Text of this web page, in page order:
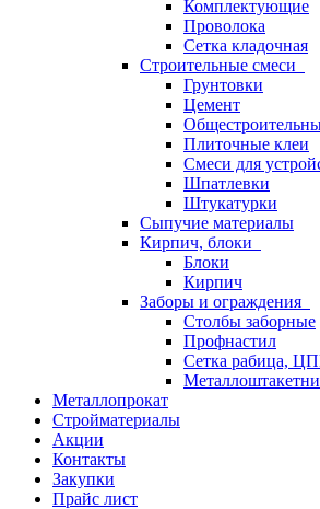
Комплектующие
Проволока
Сетка кладочная
Строительные смеси
Грунтовки
Цемент
Плиточные клеи
Смеси для
Шпатлевки
Штукатурки
Сыпучие материалы
Кирпич, блоки
Блоки
Кирпич
Заборы и ограждения
Столбы заборные
Профнастил
Сетка рабица,
Металлопрокат
Стройматериалы
Акции
Контакты
Закупки
Прайс лист